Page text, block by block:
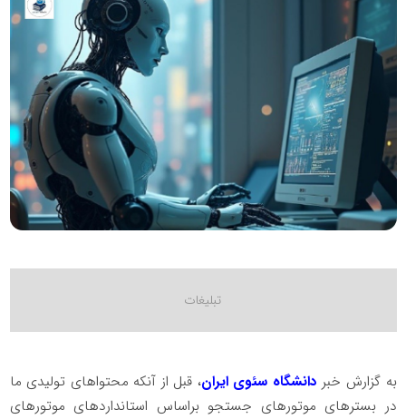
به گزارش خبر دانشگاه سئوی ایران، قبل از آنکه محتواهای تولیدی ما
در بسترهای موتورهای جستجو براساس استانداردهای موتورهای